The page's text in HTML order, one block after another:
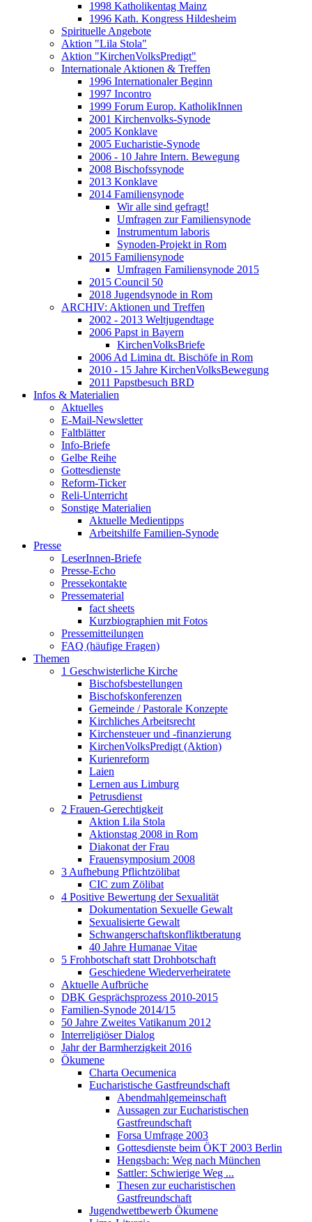
1998 Katholikentag Mainz
1996 Kath. Kongress Hildesheim
Spirituelle Angebote
Aktion "Lila Stola"
Aktion "KirchenVolksPredigt"
Internationale Aktionen & Treffen
1996 Internationaler Beginn
1997 Incontro
1999 Forum Europ. KatholikInnen
2001 Kirchenvolks-Synode
2005 Konklave
2005 Eucharistie-Synode
2006 - 10 Jahre Intern. Bewegung
2008 Bischofssynode
2013 Konklave
2014 Familiensynode
Wir alle sind gefragt!
Umfragen zur Familiensynode
Instrumentum laboris
Synoden-Projekt in Rom
2015 Familiensynode
Umfragen Familiensynode 2015
2015 Council 50
2018 Jugendsynode in Rom
ARCHIV: Aktionen und Treffen
2002 - 2013 Weltjugendtage
2006 Papst in Bayern
KirchenVolksBriefe
2006 Ad Limina dt. Bischöfe in Rom
2010 - 15 Jahre KirchenVolksBewegung
2011 Papstbesuch BRD
Infos & Materialien
Aktuelles
E-Mail-Newsletter
Faltblätter
Info-Briefe
Gelbe Reihe
Gottesdienste
Reform-Ticker
Reli-Unterricht
Sonstige Materialien
Aktuelle Medientipps
Arbeitshilfe Familien-Synode
Presse
LeserInnen-Briefe
Presse-Echo
Pressekontakte
Pressematerial
fact sheets
Kurzbiographien mit Fotos
Pressemitteilungen
FAQ (häufige Fragen)
Themen
1 Geschwisterliche Kirche
Bischofsbestellungen
Bischofskonferenzen
Gemeinde / Pastorale Konzepte
Kirchliches Arbeitsrecht
Kirchensteuer und -finanzierung
KirchenVolksPredigt (Aktion)
Kurienreform
Laien
Lernen aus Limburg
Petrusdienst
2 Frauen-Gerechtigkeit
Aktion Lila Stola
Aktionstag 2008 in Rom
Diakonat der Frau
Frauensymposium 2008
3 Aufhebung Pflichtzölibat
CIC zum Zölibat
4 Positive Bewertung der Sexualität
Dokumentation Sexuelle Gewalt
Sexualisierte Gewalt
Schwangerschaftskonfliktberatung
40 Jahre Humanae Vitae
5 Frohbotschaft statt Drohbotschaft
Geschiedene Wiederverheiratete
Aktuelle Aufbrüche
DBK Gesprächsprozess 2010-2015
Familien-Synode 2014/15
50 Jahre Zweites Vatikanum 2012
Interreligiöser Dialog
Jahr der Barmherzigkeit 2016
Ökumene
Charta Oecumenica
Eucharistische Gastfreundschaft
Abendmahlgemeinschaft
Aussagen zur Eucharistischen
Gastfreundschaft
Forsa Umfrage 2003
Gottesdienste beim ÖKT 2003 Berlin
Hengsbach: Weg nach München
Sattler: Schwierige Weg ...
Thesen zur eucharistischen
Gastfreundschaft
Jugendwettbewerb Ökumene